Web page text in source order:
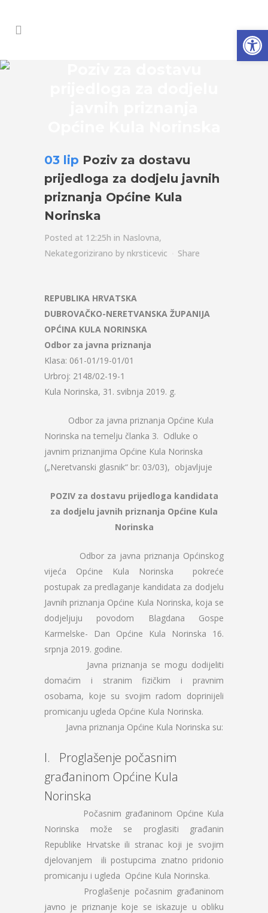
03 lip Poziv za dostavu
prijedloga za dodjelu javnih
priznanja Općine Kula
Norinska
Posted at 12:25h in Naslovna,
Nekategorizirano by nkrsticevic Share
REPUBLIKA HRVATSKA
DUBROVAČKO-NERETVANSKA ŽUPANIJA
OPĆINA KULA NORINSKA
Odbor za javna priznanja
Klasa: 061-01/19-01/01
Urbroj: 2148/02-19-1
Kula Norinska, 31. svibnja 2019. g.
Odbor za javna priznanja Općine Kula
Norinska na temelju članka 3. Odluke o
javnim priznanjima Općine Kula Norinska
(„Neretvanski glasnik“ br: 03/03), objavljuje
POZIV za dostavu prijedloga kandidata
za dodjelu javnih priznanja Općine Kula
Norinska
Odbor za javna priznanja Općinskog
vijeća Općine Kula Norinska pokreće
postupak za predlaganje kandidata za dodjelu
Javnih priznanja Općine Kula Norinska, koja se
dodjeljuju povodom Blagdana Gospe
Karmelske- Dan Općine Kula Norinska 16.
srpnja 2019. godine.
Javna priznanja se mogu dodijeliti
domaćim i stranim fizičkim i pravnim
osobama, koje su svojim radom doprinijeli
promicanju ugleda Općine Kula Norinska.
Javna priznanja Općine Kula Norinska su:
I. Proglašenje počasnim
građaninom Općine Kula
Norinska
Počasnim građaninom Općine Kula
Norinska može se proglasiti građanin
Republike Hrvatske ili stranac koji je svojim
djelovanjem ili postupcima znatno pridonio
promicanju i ugleda Općine Kula Norinska.
Proglašenje počasnim građaninom
javno je priznanje koje se iskazuje u obliku